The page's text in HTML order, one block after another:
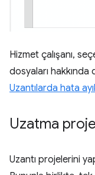
Hizmet çalışanı,
dosyaları
Uzantılarda hata
Uzatma
Uzantı projelerini